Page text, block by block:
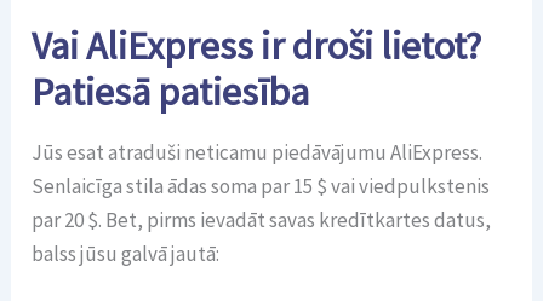
Vai AliExpress ir droši lietot?
Patiesā patiesība
Jūs esat atraduši neticamu piedāvājumu AliExpress.
Senlaicīga stila ādas soma par 15 $ vai viedpulkstenis
par 20 $. Bet, pirms ievadāt savas kredītkartes datus,
balss jūsu galvā jautā: